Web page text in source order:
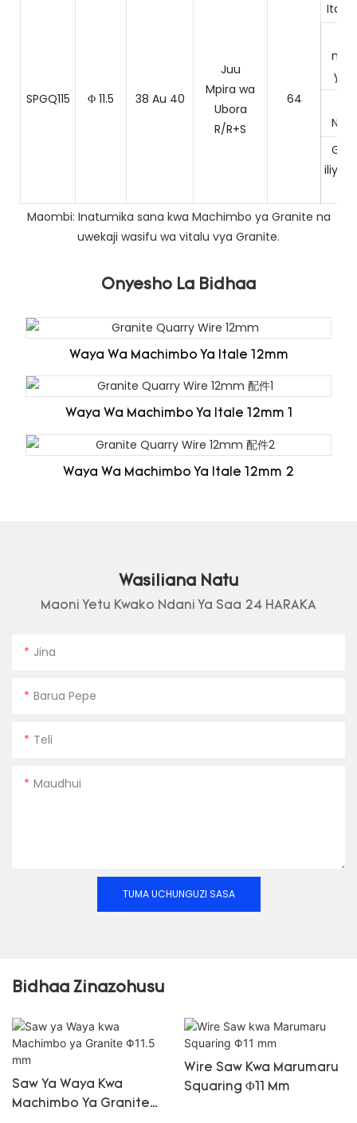
SPGQ115 Φ 11.5 38 Au 40
Juu
Mpira wa
Ubora
R/R+S
64
Itale
ya
Maombi: Inatumika sana kwa Machimbo ya Granite na
uwekaji wasifu wa vitalu vya Granite.
Onyesho La Bidhaa
Waya Wa Machimbo Ya Itale 12mm
Waya Wa Machimbo Ya Itale 12mm 1
Waya Wa Machimbo Ya Itale 12mm 2
Wasiliana Natu
Maoni Yetu Kwako Ndani Ya Saa 24 HARAKA
Jina
Barua Pepe
Teli
Maudhui
TUMA UCHUNGUZI SASA
Bidhaa Zinazohusu
Saw Ya Waya Kwa
Machimbo Ya Granite
Wire Saw Kwa Marumaru
Squaring Φ11 Mm